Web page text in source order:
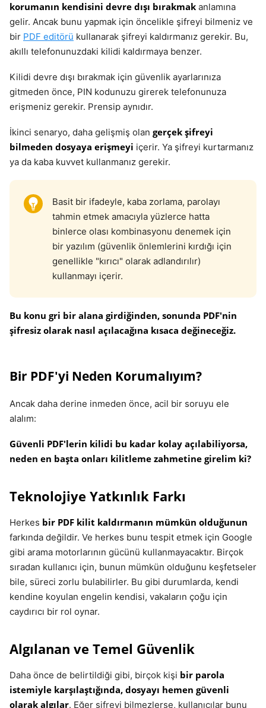
korumanın kendisini devre dışı bırakmak anlamına
gelir. Ancak bunu yapmak için öncelikle şifreyi bilmeniz ve
bir PDF editörü kullanarak şifreyi kaldırmanız gerekir. Bu,
akıllı telefonunuzdaki kilidi kaldırmaya benzer.
Kilidi devre dışı bırakmak için güvenlik ayarlarınıza
gitmeden önce, PIN kodunuzu girerek telefonunuza
erişmeniz gerekir. Prensip aynıdır.
İkinci senaryo, daha gelişmiş olan gerçek şifreyi
bilmeden dosyaya erişmeyi içerir. Ya şifreyi kurtarmanız
ya da kaba kuvvet kullanmanız gerekir.
Basit bir ifadeyle, kaba zorlama, parolayı
tahmin etmek amacıyla yüzlerce hatta
binlerce olası kombinasyonu denemek için
bir yazılım (güvenlik önlemlerini kırdığı için
genellikle "kırıcı" olarak adlandırılır)
kullanmayı içerir.
Bu konu gri bir alana girdiğinden, sonunda PDF'nin
şifresiz olarak nasıl açılacağına kısaca değineceğiz.
Bir PDF'yi Neden Korumalıyım?
Ancak daha derine inmeden önce, acil bir soruyu ele
alalım:
Güvenli PDF'lerin kilidi bu kadar kolay açılabiliyorsa,
neden en başta onları kilitleme zahmetine girelim ki?
Teknolojiye Yatkınlık Farkı
Herkes bir PDF kilit kaldırmanın mümkün olduğunun
farkında değildir. Ve herkes bunu tespit etmek için Google
gibi arama motorlarının gücünü kullanmayacaktır. Birçok
sıradan kullanıcı için, bunun mümkün olduğunu keşfetseler
bile, süreci zorlu bulabilirler. Bu gibi durumlarda, kendi
kendine koyulan engelin kendisi, vakaların çoğu için
caydırıcı bir rol oynar.
Algılanan ve Temel Güvenlik
Daha önce de belirtildiği gibi, birçok kişi bir parola
istemiyle karşılaştığında, dosyayı hemen güvenli
olarak algılar. Eğer şifreyi bilmezlerse, kullanıcılar bunu